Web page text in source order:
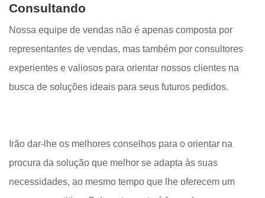
Consultando
Nossa equipe de vendas não é apenas composta por
representantes de vendas, mas também por consultores
experientes e valiosos para orientar nossos clientes na
busca de soluções ideais para seus futuros pedidos.
Irão dar-lhe os melhores conselhos para o orientar na
procura da solução que melhor se adapta às suas
necessidades, ao mesmo tempo que lhe oferecem um